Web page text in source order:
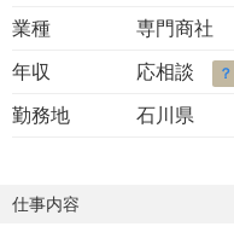
業種
専門商社
年収
応相談 ？
勤務地 石川県
仕事内容